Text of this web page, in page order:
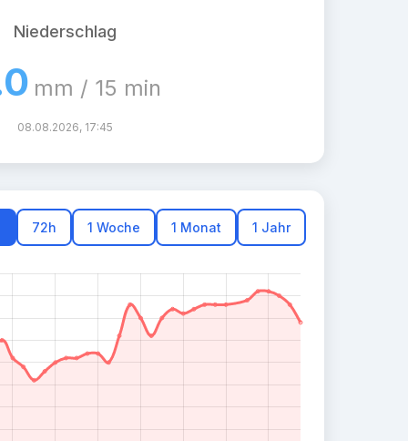
Niederschlag
mm / 15 min
08.08.2026, 17:45
72h 1 Woche 1 Monat 1 Jahr